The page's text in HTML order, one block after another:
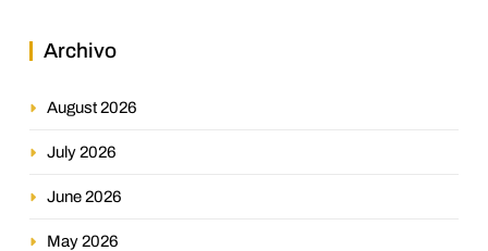
Archivo
August 2026
July 2026
June 2026
May 2026